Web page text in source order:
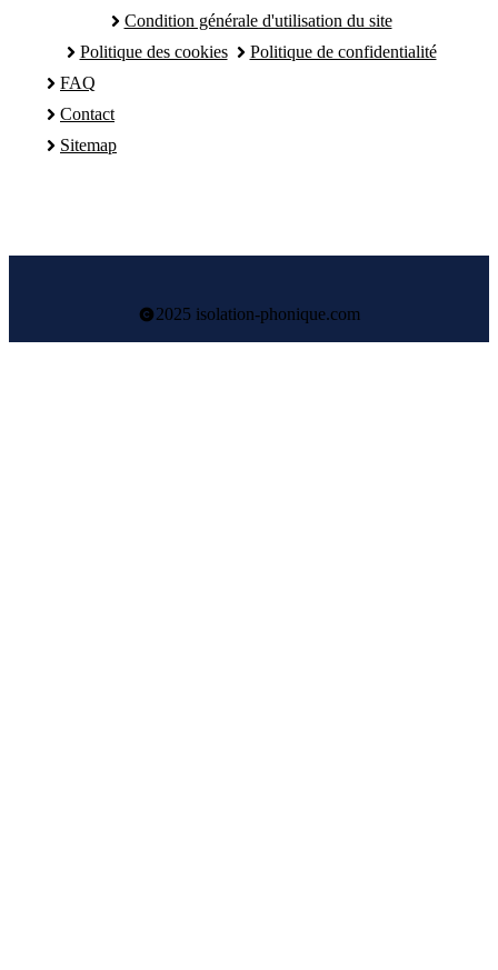
Condition générale d'utilisation du site
Politique des cookies
Politique de confidentialité
FAQ
Contact
Sitemap
2025 isolation-phonique.com